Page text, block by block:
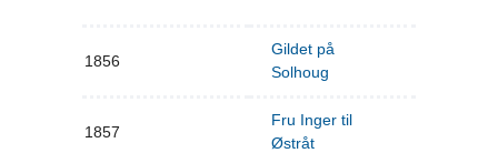
1856
Gildet på
Solhoug
1857
Fru Inger til
Østråt